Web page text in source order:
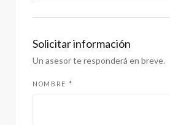
Solicitar información
Un asesor te responderá en breve.
NOMBRE *